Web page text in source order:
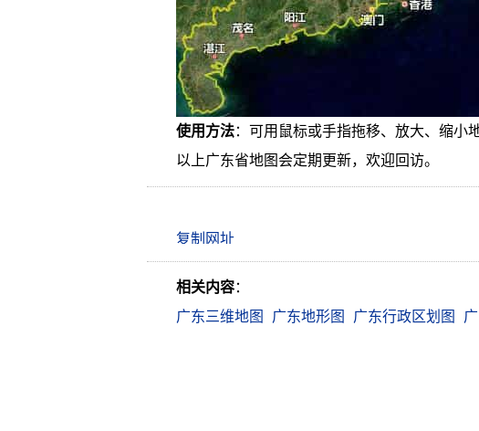
使用方法：可用鼠标或手指拖移、放大、缩小
以上广东省地图会定期更新，欢迎回访。
相关内容：
广东三维地图
广东地形图 广东行政区划图